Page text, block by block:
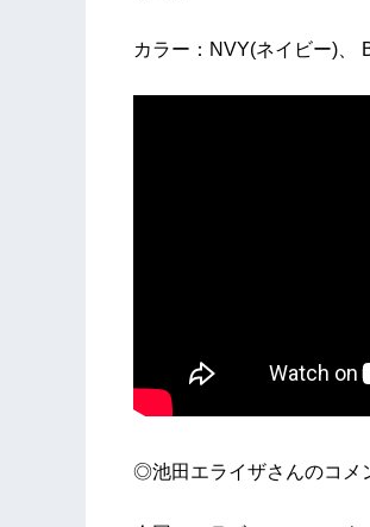
カラー：NVY(ネイビー)、
◎池田エライザさんのコメ